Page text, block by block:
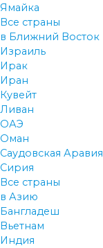
Ямайка
Все страны
в Ближний Восток
Израиль
Ирак
Иран
Кувейт
Ливан
ОАЭ
Оман
Саудовская Аравия
Сирия
Все страны
в Азию
Бангладеш
Вьетнам
Индия